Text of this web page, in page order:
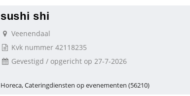
sushi shi
Veenendaal
Kvk nummer 42118235
Gevestigd / opgericht op 27-7-2026
Horeca, Cateringdiensten op evenementen (56210)